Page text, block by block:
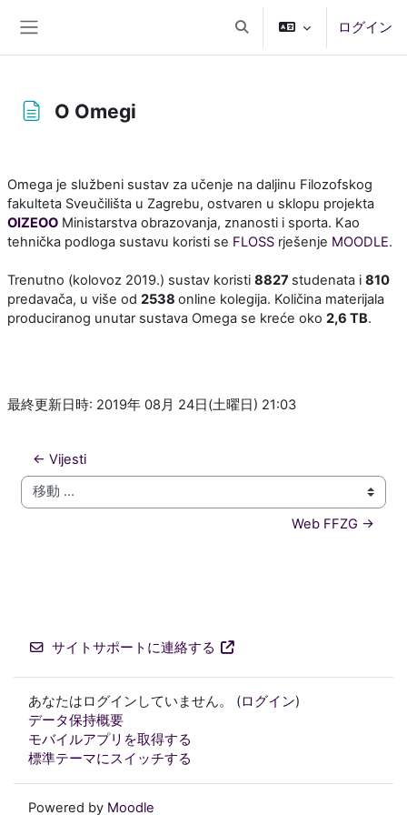
検索入力に切り替えるログイン
O Omegi
Omega je službeni sustav za učenje na daljinu Filozofskog
fakulteta Sveučilišta u Zagrebu, ostvaren u sklopu projekta
OIZEOO Ministarstva obrazovanja, znanosti i sporta. Kao
tehnička podloga sustavu koristi se FLOSS rješenje MOODLE.
Trenutno (kolovoz 2019.) sustav koristi 8827 studenata i 810
predavača, u više od 2538 online kolegija. Količina materijala
produciranog unutar sustava Omega se kreće oko 2,6 TB.
最終更新日時: 2019年 08月 24日(土曜日) 21:03
← Vijesti
移動 ...
Web FFZG →
サイトサポートに連絡する
あなたはログインしていません。 (ログイン)
データ保持概要
モバイルアプリを取得する
標準テーマにスイッチする
Powered by Moodle